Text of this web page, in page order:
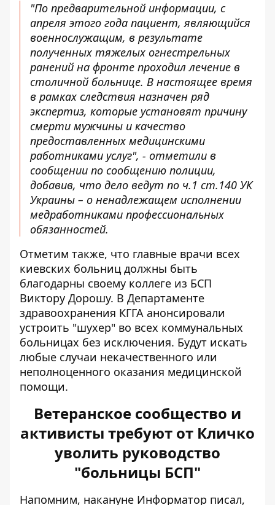
"По предварительной информации, с
апреля этого года пациент, являющийся
военнослужащим, в результате
полученных тяжелых огнестрельных
ранений на фронте проходил лечение в
столичной больнице. В настоящее время
в рамках следствия назначен ряд
экспертиз, которые установят причину
смерти мужчины и качество
предоставленных медицинскими
работниками услуг", - отметили в
сообщении по сообщению полиции,
добавив, что дело ведут по ч.1 ст.140 УК
Украины – о ненадлежащем исполнении
медработниками профессиональных
обязанностей.
Отметим также, что главные врачи всех
киевских больниц должны быть
благодарны своему коллеге из БСП
Виктору Дорошу. В Департаменте
здравоохранения КГГА анонсировали
устроить "шухер" во всех коммунальных
больницах без исключения. Будут искать
любые случаи некачественного или
неполноценного оказания медицинской
помощи.
Ветеранское сообщество и
активисты требуют от Кличко
уволить руководство
"больницы БСП"
Напомним, накануне Информатор писал,